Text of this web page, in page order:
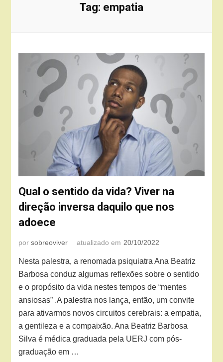
Tag: empatia
Qual o sentido da vida? Viver na
direção inversa daquilo que nos
adoece
porsobreoviver atualizado em 20/10/2022
Nesta palestra, a renomada psiquiatra Ana Beatriz
Barbosa conduz algumas reflexões sobre o sentido
e o propósito da vida nestes tempos de “mentes
ansiosas” .A palestra nos lança, então, um convite
para ativarmos novos circuitos cerebrais: a empatia,
a gentileza e a compaixão. Ana Beatriz Barbosa
Silva é médica graduada pela UERJ com pós-
graduação em …